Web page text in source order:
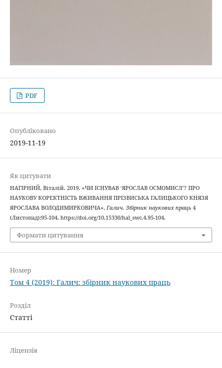
PDF
Опубліковано
2019-11-19
Як цитувати
НАГІРНИЙ, Віталій. 2019. «ЧИ ІСНУВАВ ‘ЯРОСЛАВ ОСМОМИСЛ’? ПРО
НАУКОВУ КОРЕКТНІСТЬ ВЖИВАННЯ ПРІЗВИСЬКА ГАЛИЦЬКОГО КНЯЗЯ
ЯРОСЛАВА ВОЛОДИМИРКОВИЧА». Галич. Збірник наукових праць4
(Листопад):95-104. https://doi.org/10.15330/hal_swc.4.95-104.
Формати цитування
Номер
Том 4 (2019): Галич: збірник наукових праць
Розділ
Статті
Ліцензія